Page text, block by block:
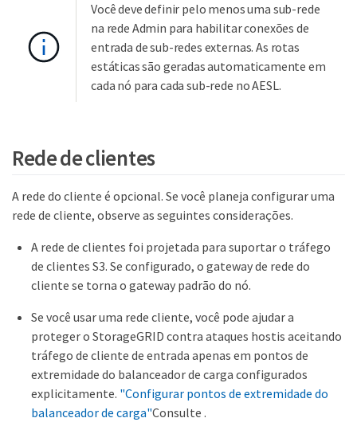
Você deve definir pelo menos uma sub-rede
na rede Admin para habilitar conexões de
entrada de sub-redes externas. As rotas
estáticas são geradas automaticamente em
cada nó para cada sub-rede no AESL.
Rede de clientes
A rede do cliente é opcional. Se você planeja configurar uma
rede de cliente, observe as seguintes considerações.
A rede de clientes foi projetada para suportar o tráfego
de clientes S3. Se configurado, o gateway de rede do
cliente se torna o gateway padrão do nó.
Se você usar uma rede cliente, você pode ajudar a
proteger o StorageGRID contra ataques hostis aceitando
tráfego de cliente de entrada apenas em pontos de
extremidade do balanceador de carga configurados
explicitamente. "Configurar pontos de extremidade do
balanceador de carga"Consulte .